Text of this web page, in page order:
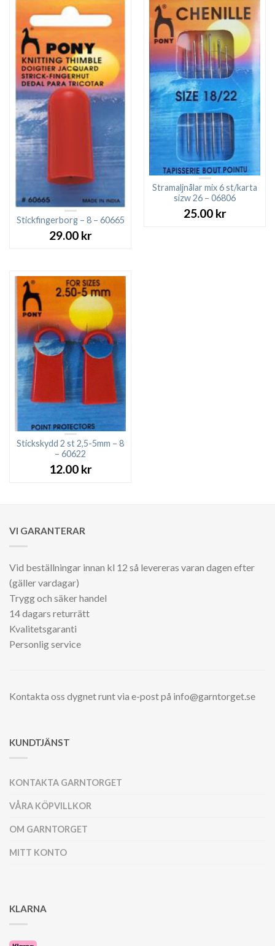
Stickfingerborg – 8 – 60665
29.00 kr
Stramaljnålar mix 6 st/karta
sizw 26 – 06806
25.00 kr
Stickskydd 2 st 2,5-5mm – 8
– 60622
12.00 kr
VI GARANTERAR
Vid beställningar innan kl 12 så levereras varan dagen efter
(gäller vardagar)
Trygg och säker handel
14 dagars returrätt
Kvalitetsgaranti
Personlig service
Kontakta oss dygnet runt via e-post på info@garntorget.se
KUNDTJÄNST
KONTAKTA GARNTORGET
VÅRA KÖPVILLKOR
OM GARNTORGET
MITT KONTO
KLARNA